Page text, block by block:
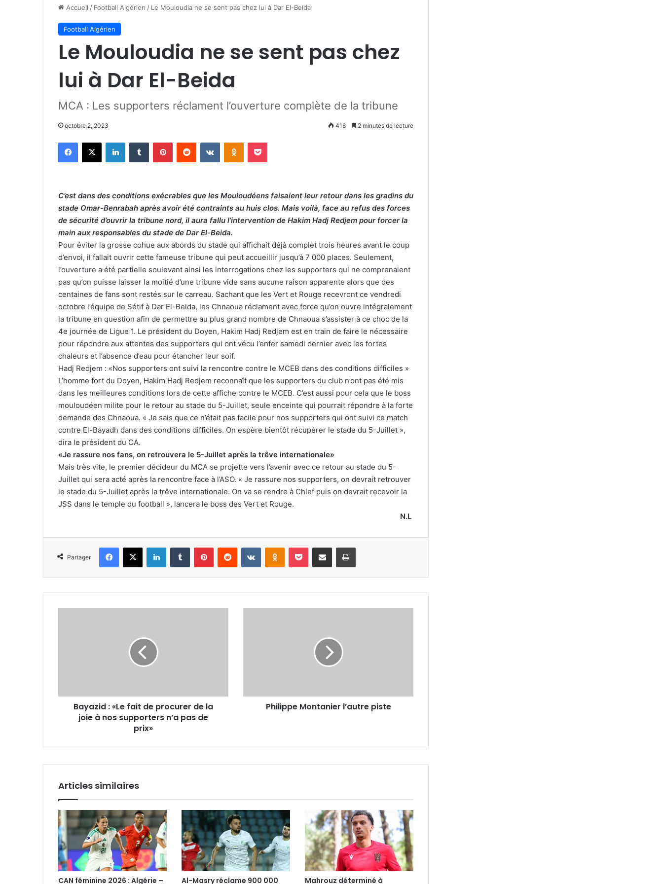
Accueil / Football Algérien / Le Mouloudia ne se sent pas chez lui à Dar El-Beida
Football Algérien
Le Mouloudia ne se sent pas chez
lui à Dar El-Beida
MCA : Les supporters réclament l’ouverture complète de la tribune
octobre 2, 2023 418 2 minutes de lecture
Facebook
X LinkedinTumblr PinterestReddit VKontakteOdnoklassniki
Pocket
C’est dans des conditions exécrables que les Mouloudéens faisaient leur retour dans les gradins du
stade Omar-Benrabah après avoir été contraints au huis clos. Mais voilà, face au refus des forces
de sécurité d’ouvrir la tribune nord, il aura fallu l’intervention de Hakim Hadj Redjem pour forcer la
main aux responsables du stade de Dar El-Beida.
Pour éviter la grosse cohue aux abords du stade qui affichait déjà complet trois heures avant le coup
d’envoi, il fallait ouvrir cette fameuse tribune qui peut accueillir jusqu’à 7 000 places. Seulement,
l’ouverture a été partielle soulevant ainsi les interrogations chez les supporters qui ne comprenaient
pas qu’on puisse laisser la moitié d’une tribune vide sans aucune raison apparente alors que des
centaines de fans sont restés sur le carreau. Sachant que les Vert et Rouge recevront ce vendredi
octobre l’équipe de Sétif à Dar El-Beida, les Chnaoua réclament avec force qu’on ouvre intégralement
la tribune en question afin de permettre au plus grand nombre de Chnaoua s’assister à ce choc de la
4e journée de Ligue 1. Le président du Doyen, Hakim Hadj Redjem est en train de faire le nécessaire
pour répondre aux attentes des supporters qui ont vécu l’enfer samedi dernier avec les fortes
chaleurs et l’absence d’eau pour étancher leur soif.
Hadj Redjem : «Nos supporters ont suivi la rencontre contre le MCEB dans des conditions difficiles »
L’homme fort du Doyen, Hakim Hadj Redjem reconnaît que les supporters du club n’ont pas été mis
dans les meilleures conditions lors de cette affiche contre le MCEB. C’est aussi pour cela que le boss
mouloudéen milite pour le retour au stade du 5-Juillet, seule enceinte qui pourrait répondre à la forte
demande des Chnaoua. « Je sais que ce n’était pas facile pour nos supporters qui ont suivi ce match
contre El-Bayadh dans des conditions difficiles. On espère bientôt récupérer le stade du 5-Juillet »,
dira le président du CA.
«Je rassure nos fans, on retrouvera le 5-Juillet après la trêve internationale»
Mais très vite, le premier décideur du MCA se projette vers l’avenir avec ce retour au stade du 5-
Juillet qui sera acté après la rencontre face à l’ASO. « Je rassure nos supporters, on devrait retrouver
le stade du 5-Juillet après la trêve internationale. On va se rendre à Chlef puis on devrait recevoir la
JSS dans le temple du football », lancera le boss des Vert et Rouge.
N.L
Partager
Facebook
X LinkedinTumblr PinterestReddit VKontakteOdnoklassniki
Pocket Partager par email Imprimer
joie
Bayazid : «Le fait de procurer de la
joie à nos supporters n’a pas de
prix»
Philippe Montanier l’autre piste
Articles similaires
CAN féminine 2026 : Algérie – Al-Masry réclame 900 000 Mahrouz déterminé à